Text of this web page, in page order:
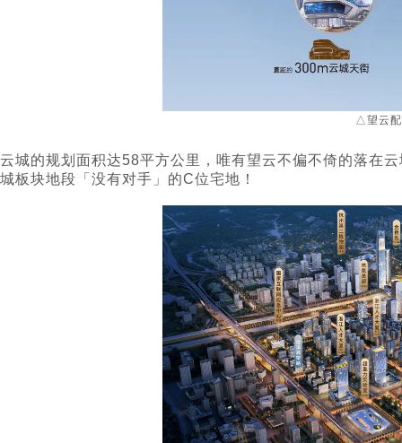
△望云
云城的规划面积达58平方公里，唯有望云不偏不倚的落在
城板块地段「没有对手」的C位宅地！